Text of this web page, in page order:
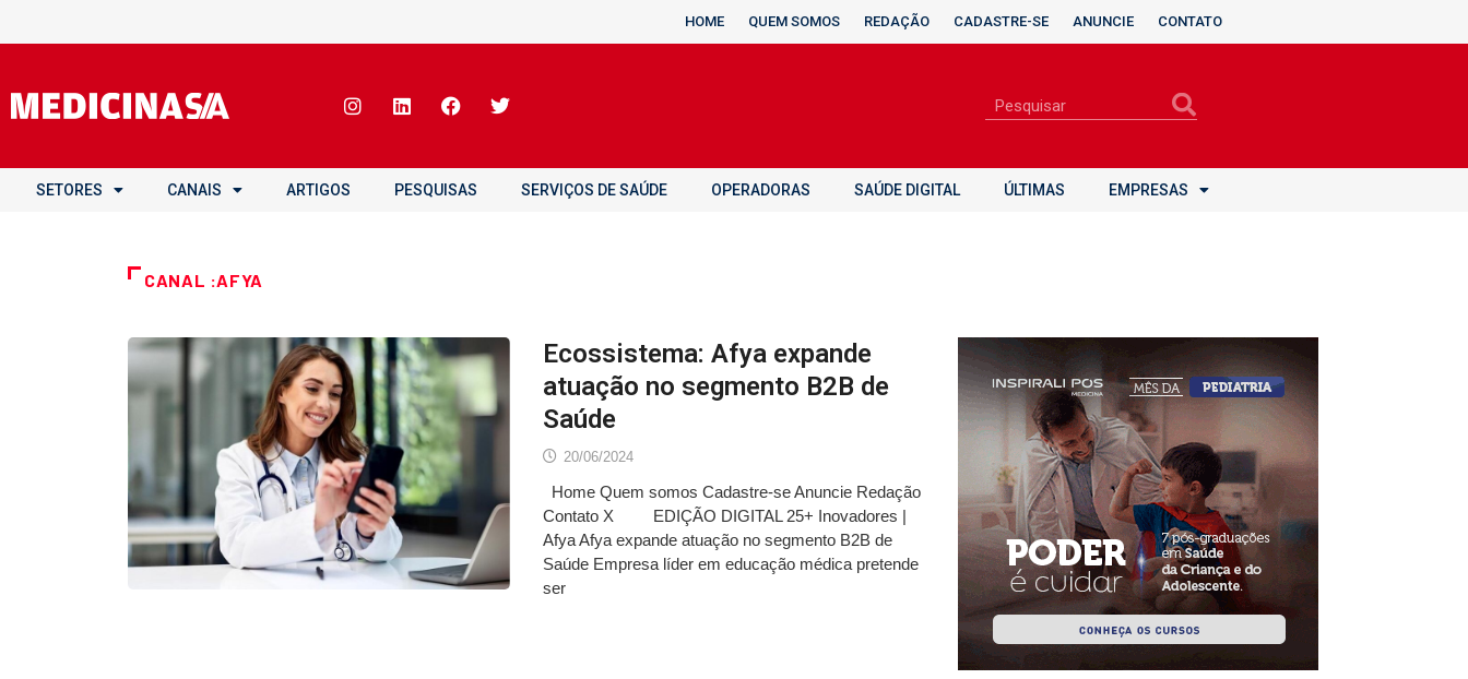
HOME QUEM SOMOS REDAÇÃO CADASTRE-SE ANUNCIE CONTATO
SETORES CANAIS ARTIGOS PESQUISAS SERVIÇOS DE SAÚDE OPERADORAS SAÚDE DIGITAL ÚLTIMAS EMPRESAS
CANAL :AFYA
Ecossistema: Afya expande
atuação no segmento B2B de
Saúde
20/06/2024
Home Quem somos Cadastre-se Anuncie Redação
Contato X EDIÇÃO DIGITAL 25+ Inovadores |
Afya Afya expande atuação no segmento B2B de
Saúde Empresa líder em educação médica pretende
ser